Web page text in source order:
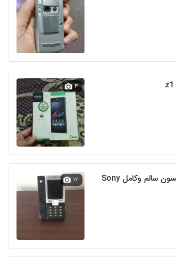
۴
گوشی موبایل سونی اریکسون سالم وکامل Sony
۱۲